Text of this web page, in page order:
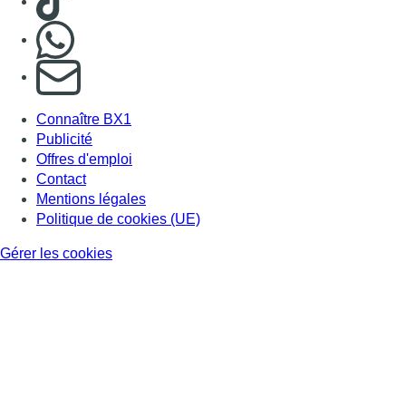
S'abonner à notre newsletter
Connaître BX1
Publicité
Offres d'emploi
Contact
Mentions légales
Politique de cookies (UE)
Gérer les cookies